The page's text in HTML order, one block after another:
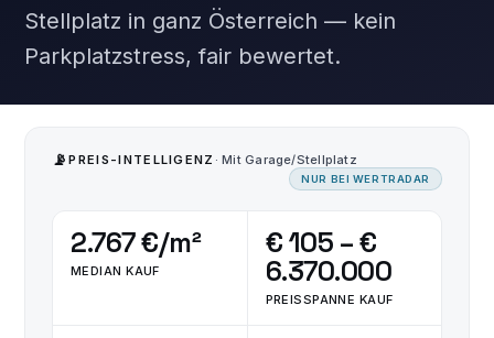
Stellplatz in ganz Österreich — kein
Parkplatzstress, fair bewertet.
📡PREIS-INTELLIGENZ · Mit Garage/Stellplatz
NUR BEI WERTRADAR
2.767 €/m²
MEDIAN KAUF
€ 105 – €
6.370.000
PREISSPANNE KAUF